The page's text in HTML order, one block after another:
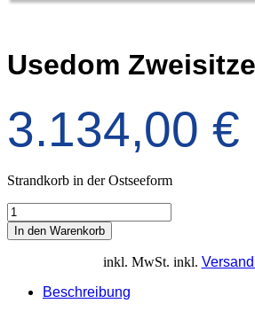
Usedom
3.134,00 €
Strandkorb in der Ostseeform
In den Warenkorb
inkl. MwSt. inkl.
Beschreibung